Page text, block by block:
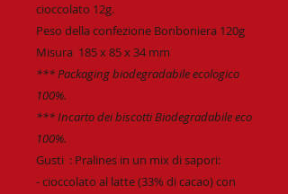
cioccolato 12g.
Peso della confezione Bonboniera 120g
Misura 185 x 85 x 34 mm
*** Packaging biodegradabile ecologico
100%.
*** Incarto dei biscotti Biodegradabile eco
100%.
Gusti : Pralines in un mix di sapori:
- cioccolato al latte (33% di cacao) con